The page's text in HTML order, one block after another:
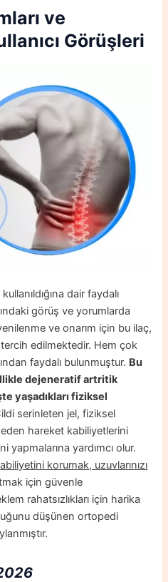
ve
Görüşleri
dair faydalı
görüş ve yorumlarda
ve onarım için bu ilaç,
tercih edilmektedir. Hem çok
faydalı bulunmuştur. Bu
dejeneratif artritik
yaşadıkları fiziksel
serinleten jel, fiziksel
hareket kabiliyetlerini
yapmalarına yardımcı olur.
korumak, uzuvlarınızı
için güvenle
rahatsızlıkları için harika
düşünen ortopedi